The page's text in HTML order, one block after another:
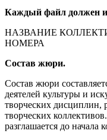
Каждый файл должен
НАЗВАНИЕ
НОМЕРА
Состав жюри.
Состав жюри
деятелей культуры и
творческих дисциплин,
творческих
разглашается до начала